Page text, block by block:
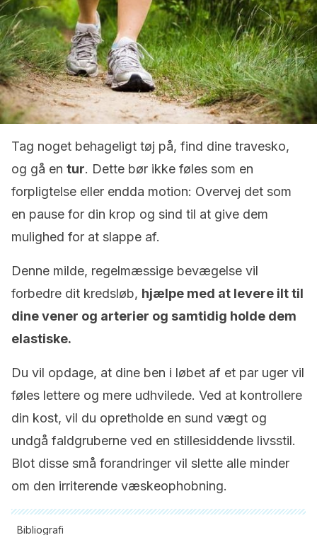
Tag noget behageligt tøj på, find dine travesko,
og gå en tur. Dette bør ikke føles som en
forpligtelse eller endda motion: Overvej det som
en pause for din krop og sind til at give dem
mulighed for at slappe af.
Denne milde, regelmæssige bevægelse vil
forbedre dit kredsløb, hjælpe med at levere ilt til
dine vener og arterier og samtidig holde dem
elastiske.
Du vil opdage, at dine ben i løbet af et par uger vil
føles lettere og mere udhvilede. Ved at kontrollere
din kost, vil du opretholde en sund vægt og
undgå faldgruberne ved en stillesiddende livsstil.
Blot disse små forandringer vil slette alle minder
om den irriterende væskeophobning.
Bibliografi